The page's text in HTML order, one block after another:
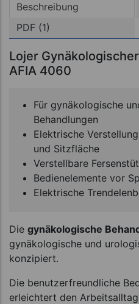
Beschreibung
PDF (1)
Lojer
AFIA 4060
Für gynäkologische
Behandlungen
Elektrische
und Sitzfläche
Verstellbare
Bedienelemente vor
Elektrische
Die gynäkologische
gynäkologische und
konzipiert.
Die benutzerfreundliche
erleichtert den